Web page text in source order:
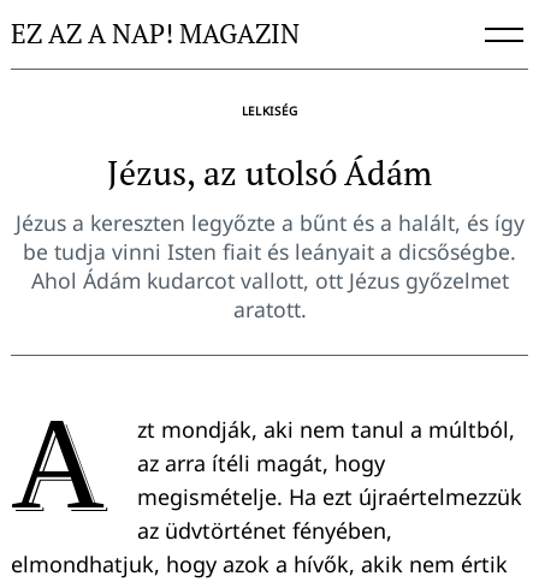
toEZ AZ A NAP! MAGAZIN
LELKISÉG
Jézus, az utolsó Ádám
Jézus a kereszten legyőzte a bűnt és a halált, és így
be tudja vinni Isten fiait és leányait a dicsőségbe.
Ahol Ádám kudarcot vallott, ott Jézus győzelmet
aratott.
A
zt mondják, aki nem tanul a múltból,
az arra ítéli magát, hogy
megismételje. Ha ezt újraértelmezzük
az üdvtörténet fényében,
elmondhatjuk, hogy azok a hívők, akik nem értik